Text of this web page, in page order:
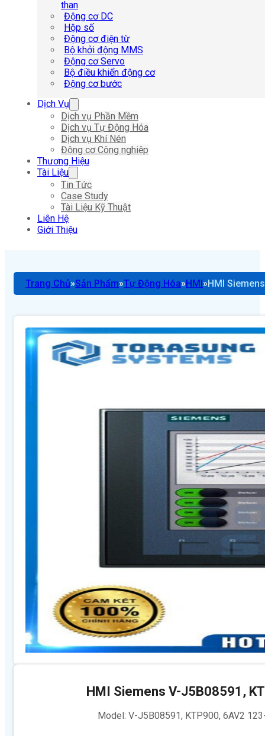
than
Động cơ DC
Hộp số
Động cơ điện từ
Bộ khởi động MMS
Động cơ Servo
Bộ điều khiển động cơ
Động cơ bước
Dịch Vụ
Dịch vụ Phần Mềm
Dịch vụ Tự Động Hóa
Dịch vụ Khí Nén
Động cơ Công nghiệp
Thương Hiệu
Tài Liệu
Tin Tức
Case Study
Tài Liệu Kỹ Thuật
Liên Hệ
Giới Thiệu
Trang Chủ Sản Phẩm Tự Động Hóa HMI HMI
HMI Siemens V-J5B08591,
Model: V-J5B08591, KTP900, 6AV2